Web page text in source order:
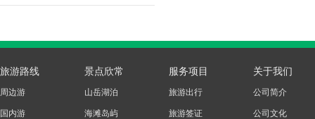
旅游路线
周边游
国内游
景点欣常
山岳湖泊
海滩岛屿
服务项目
旅游出行
旅游签证
关于我们
公司简介
公司文化